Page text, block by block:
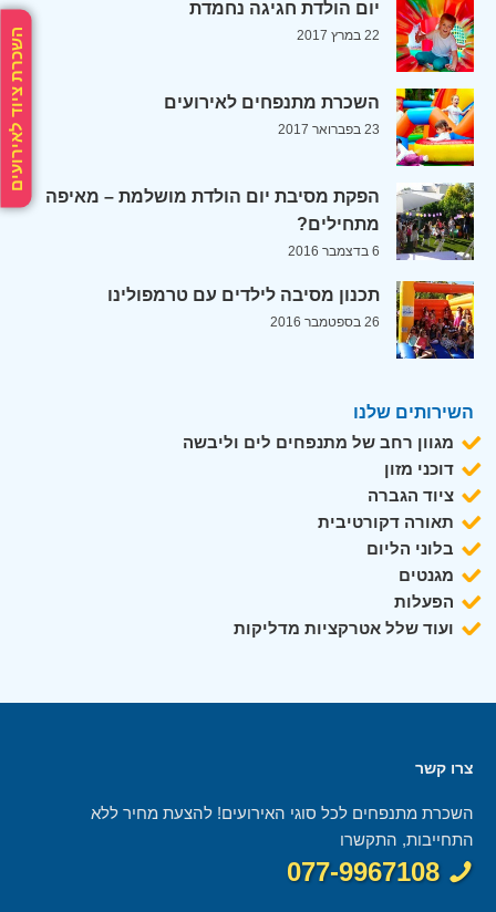
השכרת ציוד לאירועים
יום הולדת חגיגה נחמדת
22 במרץ 2017
השכרת מתנפחים לאירועים
23 בפברואר 2017
הפקת מסיבת יום הולדת מושלמת – מאיפה
מתחילים?
6 בדצמבר 2016
תכנון מסיבה לילדים עם טרמפולינו
26 בספטמבר 2016
השירותים שלנו
מגוון רחב של מתנפחים לים וליבשה
דוכני מזון
ציוד הגברה
תאורה דקורטיבית
בלוני הליום
מגנטים
הפעלות
ועוד שלל אטרקציות מדליקות
צרו קשר
השכרת מתנפחים לכל סוגי האירועים! להצעת מחיר ללא
התחייבות, התקשרו
077-9967108